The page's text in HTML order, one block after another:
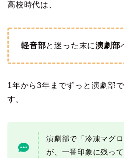
高校時代は、
軽音部と迷った末に演劇部
1年から3年までずっと演劇部
す。
演劇部で「冷凍マグ
が、一番印象に残っ